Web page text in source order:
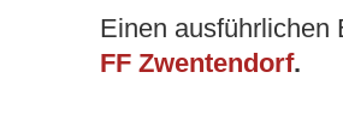
Einen
FF Zwentendorf.